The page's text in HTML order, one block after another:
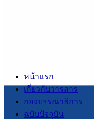
หน้าแรก
เกี่ยวกับวารสาร
กองบรรณาธิการ
ฉบับปัจจุบัน